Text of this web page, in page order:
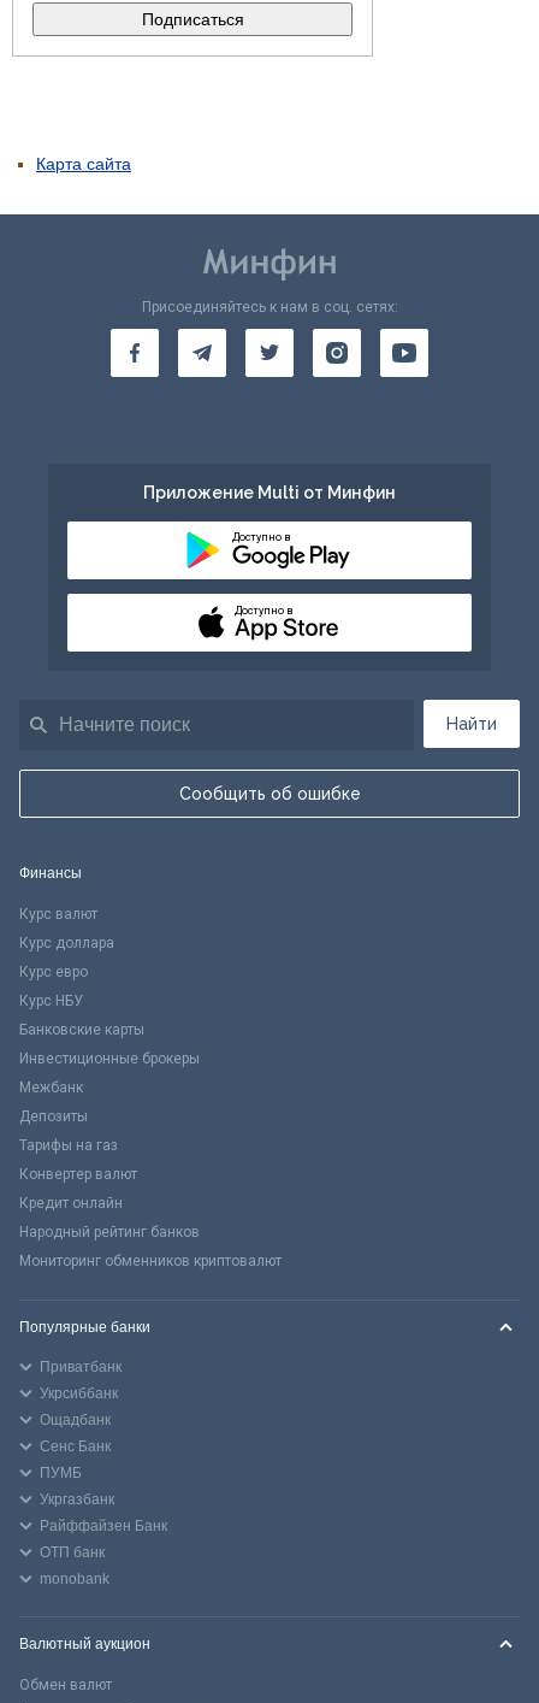
Карта сайта
Найти
Сообщить об ошибке
Присоединяйтесь к нам в соц. сетях:
Приложение Multi от Минфин
Доступно в
Доступно в
Финансы
Курс валют
Курс доллара
Курс евро
Курс НБУ
Банковские карты
Инвестиционные брокеры
Межбанк
Депозиты
Тарифы на газ
Конвертер валют
Кредит онлайн
Народный рейтинг банков
Мониторинг обменников криптовалют
Популярные банки
Приватбанк
Укрсиббанк
Ощадбанк
Сенс Банк
ПУМБ
Укргазбанк
Райффайзен Банк
ОТП банк
monobank
Валютный аукцион
Обмен валют